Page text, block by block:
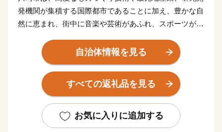
発機関が集積する国際都市であることに加え、豊かな自
然に恵まれ、街中に音楽や芸術があふれ、スポーツが盛
が笑顔になれる「最幸のまち かわさき」を目指し、さ
まざまな取組を進めています。
このような本市を「ぜひ応援したい！」と思ってくださ
の想いを「ふるさと納税」にのせ、本市を応援いただけ
ればと存じます。
自治体情報を見る
すべての返礼品を見る
お気に入りに追加する